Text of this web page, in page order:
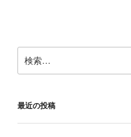
索:
最近の投稿